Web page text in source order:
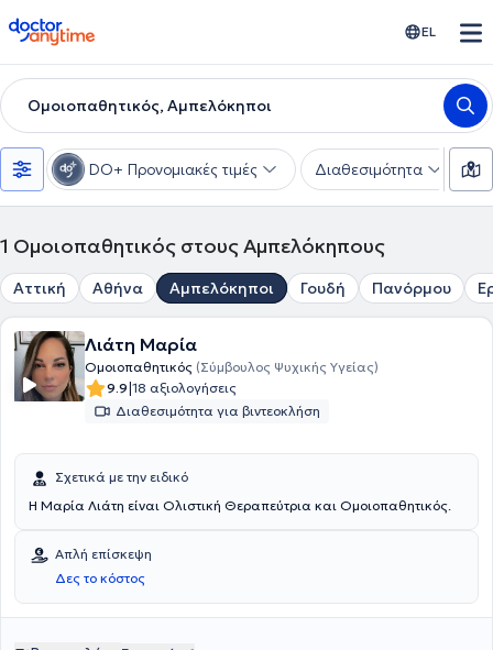
doctoranytime EL
Ομοιοπαθητικός, Αμπελόκηποι
DO+ Προνομιακές τιμές Διαθεσιμότητα
1 Ομοιοπαθητικός στους Αμπελόκηπους
Αττική Αθήνα Αμπελόκηποι Γουδή Πανόρμου
Λιάτη Μαρία
Ομοιοπαθητικός (Σύμβουλος Ψυχικής Υγείας)
9.9|18 αξιολογήσεις
Διαθεσιμότητα για βιντεοκλήση
Σχετικά με την ειδικό
Η Μαρία Λιάτη είναι Ολιστική Θεραπεύτρια και Ομοιοπαθητικός.
Απλή επίσκεψη
Δες το κόστος